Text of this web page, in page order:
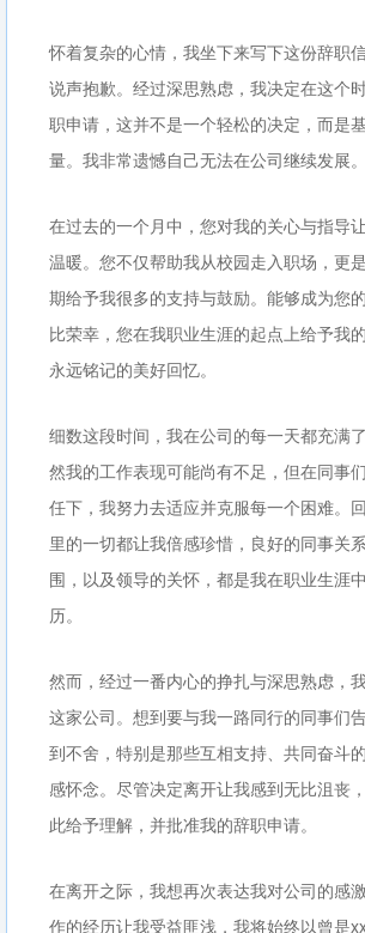
怀着复杂的心情，我坐下来写下这份辞职
说声抱歉。经过深思熟虑，我决定在这个
职申请，这并不是一个轻松的决定，而是
量。我非常遗憾自己无法在公司继续发展。
在过去的一个月中，您对我的关心与指导
温暖。您不仅帮助我从校园走入职场，更
期给予我很多的支持与鼓励。能够成为您
比荣幸，您在我职业生涯的起点上给予我
永远铭记的美好回忆。
细数这段时间，我在公司的每一天都充满
然我的工作表现可能尚有不足，但在同事
任下，我努力去适应并克服每一个困难。
里的一切都让我倍感珍惜，良好的同事关
围，以及领导的关怀，都是我在职业生涯
历。
然而，经过一番内心的挣扎与深思熟虑，
这家公司。想到要与我一路同行的同事们
到不舍，特别是那些互相支持、共同奋斗
感怀念。尽管决定离开让我感到无比沮丧
此给予理解，并批准我的辞职申请。
在离开之际，我想再次表达我对公司的感
作的经历让我受益匪浅，我将始终以曾是